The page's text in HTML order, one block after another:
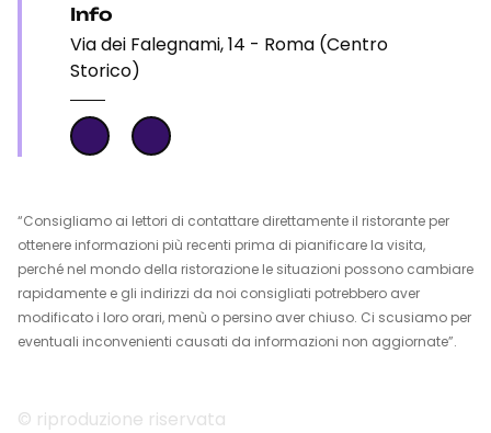
Info
Via dei Falegnami, 14 - Roma (Centro
Storico)
“Consigliamo ai lettori di contattare direttamente il ristorante per
ottenere informazioni più recenti prima di pianificare la visita,
perché nel mondo della ristorazione le situazioni possono cambiare
rapidamente e gli indirizzi da noi consigliati potrebbero aver
modificato i loro orari, menù o persino aver chiuso. Ci scusiamo per
eventuali inconvenienti causati da informazioni non aggiornate”.
© riproduzione riservata